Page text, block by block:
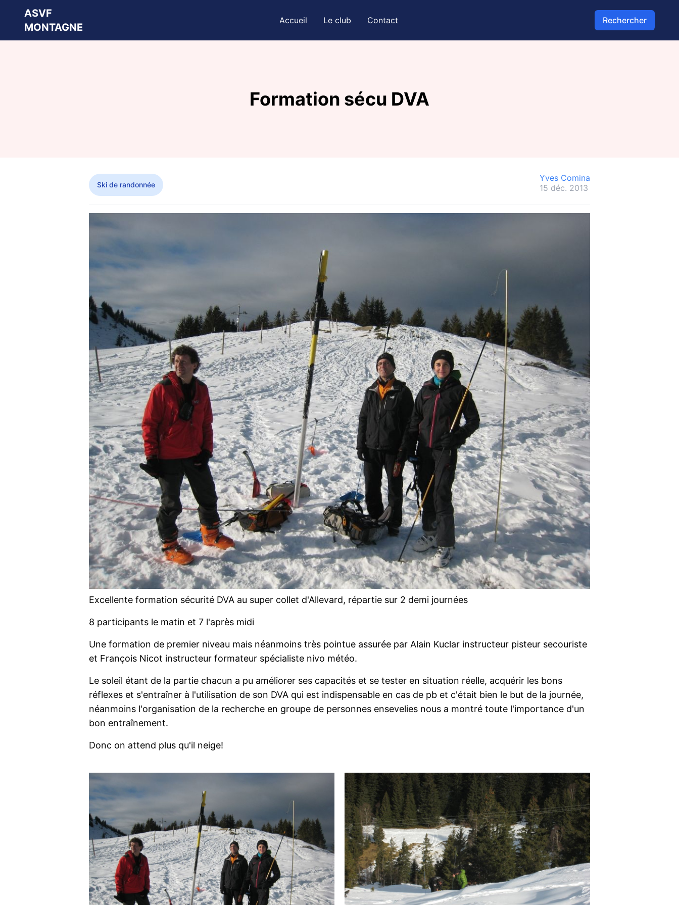
ASVF
MONTAGNE
Accueil Le club Contact Rechercher
Formation sécu DVA
Ski de randonnée
Yves Comina
15 déc. 2013
Excellente formation sécurité DVA au super collet d'Allevard, répartie sur 2 demi journées
8 participants le matin et 7 l'après midi
Une formation de premier niveau mais néanmoins très pointue assurée par Alain Kuclar instructeur pisteur secouriste
et François Nicot instructeur formateur spécialiste nivo météo.
Le soleil étant de la partie chacun a pu améliorer ses capacités et se tester en situation réelle, acquérir les bons
réflexes et s'entraîner à l'utilisation de son DVA qui est indispensable en cas de pb et c'était bien le but de la journée,
néanmoins l'organisation de la recherche en groupe de personnes ensevelies nous a montré toute l'importance d'un
bon entraînement.
Donc on attend plus qu'il neige!